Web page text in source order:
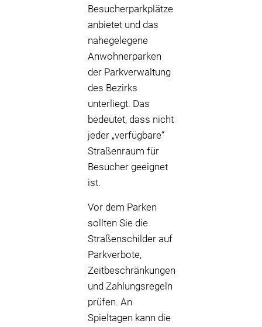
Besucherparkplätze
anbietet und das
nahegelegene
Anwohnerparken
der Parkverwaltung
des Bezirks
unterliegt. Das
bedeutet, dass nicht
jeder „verfügbare“
Straßenraum für
Besucher geeignet
ist.
Vor dem Parken
sollten Sie die
Straßenschilder auf
Parkverbote,
Zeitbeschränkungen
und Zahlungsregeln
prüfen. An
Spieltagen kann die